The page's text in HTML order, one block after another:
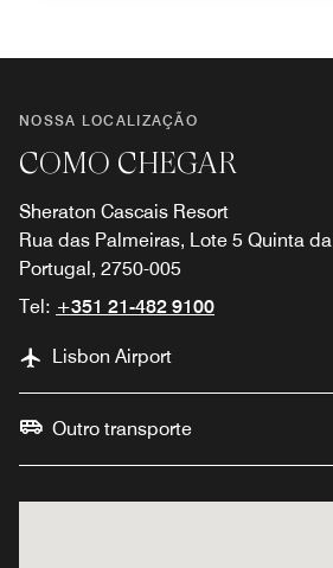
NOSSA LOCALIZAÇÃO
COMO CHEGAR
Sheraton Cascais Resort
Rua das Palmeiras, Lote 5 Quinta
Portugal, 2750-005
Tel: +351 21-482 9100
Lisbon Airport
Outro transporte